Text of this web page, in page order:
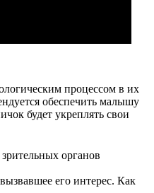
процессом в их
обеспечить малышу
будет укреплять свои
органов
его интерес. Как